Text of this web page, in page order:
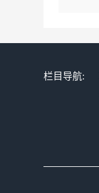
栏目导航: